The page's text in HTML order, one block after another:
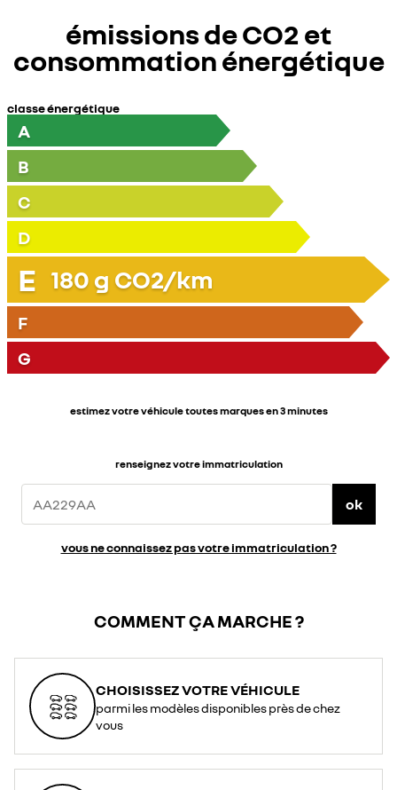
émissions de CO2 et
consommation énergétique
classe énergétique
A
B
C
D
E 180 g CO2/km
F
G
estimez votre véhicule toutes marques en 3 minutes
renseignez votre immatriculation
ok
vous ne connaissez pas votre immatriculation ?
COMMENT ÇA MARCHE ?
CHOISISSEZ VOTRE VÉHICULE
parmi les modèles disponibles près de chez
vous